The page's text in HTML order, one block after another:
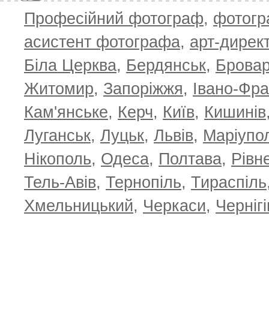
Професійний фотограф,
асистент фотографа, арт-
Біла Церква, Бердянськ,
Житомир, Запоріжжя, Івано-
Кам'янське, Керч, Київ, Кишинів
Луганськ, Луцьк, Львів,
Нікополь, Одеса, Полтава,
Тель-Авів, Тернопіль, Тираспіль
Хмельницький, Черкаси,